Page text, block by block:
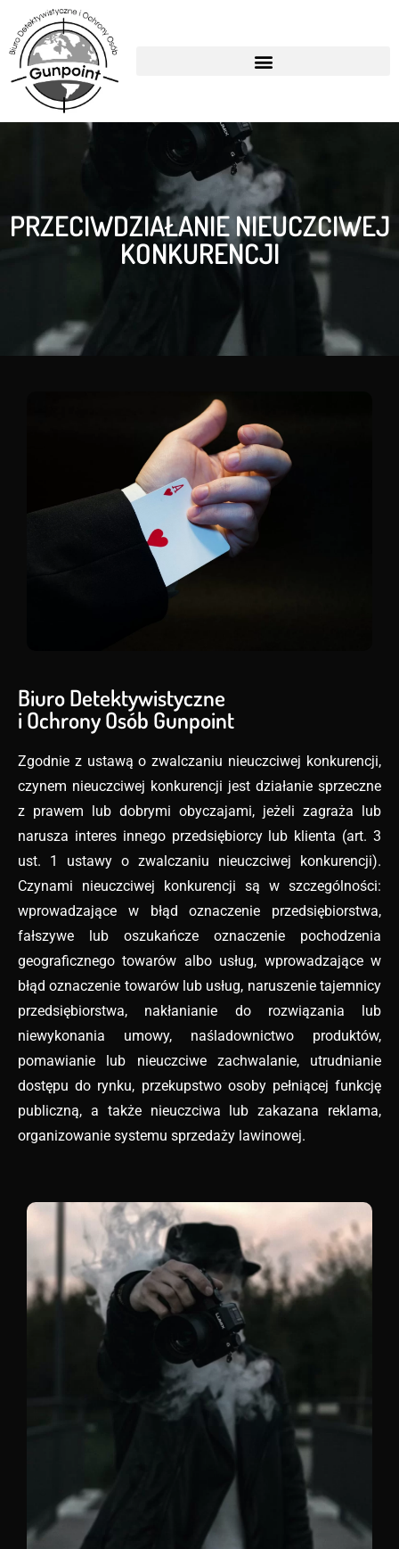
PRZECIWDZIAŁANIE NIEUCZCIWEJ
KONKURENCJI
Biuro Detektywistyczne
i Ochrony Osób Gunpoint
Zgodnie z ustawą o zwalczaniu nieuczciwej konkurencji,
czynem nieuczciwej konkurencji jest działanie sprzeczne
z prawem lub dobrymi obyczajami, jeżeli zagraża lub
narusza interes innego przedsiębiorcy lub klienta (art. 3
ust. 1 ustawy o zwalczaniu nieuczciwej konkurencji).
Czynami nieuczciwej konkurencji są w szczególności:
wprowadzające w błąd oznaczenie przedsiębiorstwa,
fałszywe lub oszukańcze oznaczenie pochodzenia
geograficznego towarów albo usług, wprowadzające w
błąd oznaczenie towarów lub usług, naruszenie tajemnicy
przedsiębiorstwa, nakłanianie do rozwiązania lub
niewykonania umowy, naśladownictwo produktów,
pomawianie lub nieuczciwe zachwalanie, utrudnianie
dostępu do rynku, przekupstwo osoby pełniącej funkcję
publiczną, a także nieuczciwa lub zakazana reklama,
organizowanie systemu sprzedaży lawinowej.